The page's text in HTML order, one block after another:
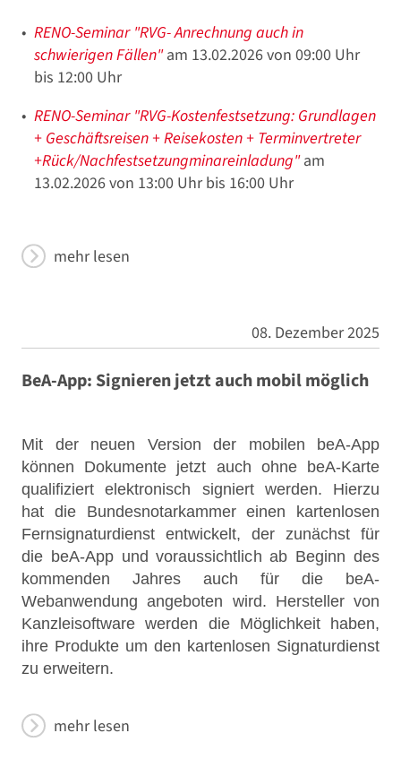
RENO-Seminar "RVG- Anrechnung auch in
schwierigen Fällen"am 13.02.2026 von 09:00 Uhr
bis 12:00 Uhr
RENO-Seminar "RVG-Kostenfestsetzung: Grundlagen
+ Geschäftsreisen + Reisekosten + Terminvertreter
+Rück/Nachfestsetzungminareinladung"am
13.02.2026 von 13:00 Uhr bis 16:00 Uhr
mehr lesen
08. Dezember 2025
BeA-App: Signieren jetzt auch mobil möglich
Mit der neuen Version der mobilen beA-App
können Dokumente jetzt auch ohne beA-Karte
qualifiziert elektronisch signiert werden. Hierzu
hat die Bundesnotarkammer einen kartenlosen
Fernsignaturdienst entwickelt, der zunächst für
die beA-App und voraussichtlich ab Beginn des
kommenden Jahres auch für die beA-
Webanwendung angeboten wird. Hersteller von
Kanzleisoftware werden die Möglichkeit haben,
ihre Produkte um den kartenlosen Signaturdienst
zu erweitern.
mehr lesen